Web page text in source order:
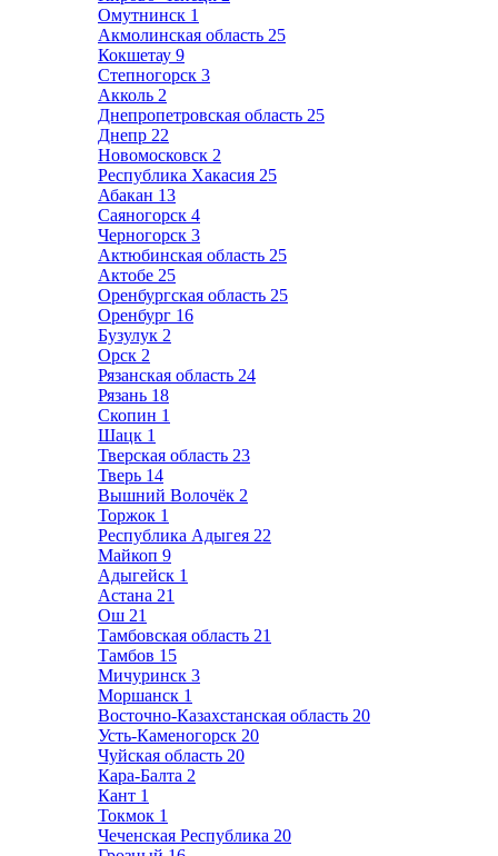
Омутнинск 1
Акмолинская область 25
Кокшетау 9
Степногорск 3
Акколь 2
Днепропетровская область 25
Днепр 22
Новомосковск 2
Республика Хакасия 25
Абакан 13
Саяногорск 4
Черногорск 3
Актюбинская область 25
Актобе 25
Оренбургская область 25
Оренбург 16
Бузулук 2
Орск 2
Рязанская область 24
Рязань 18
Скопин 1
Шацк 1
Тверская область 23
Тверь 14
Вышний Волочёк 2
Торжок 1
Республика Адыгея 22
Майкоп 9
Адыгейск 1
Астана 21
Ош 21
Тамбовская область 21
Тамбов 15
Мичуринск 3
Моршанск 1
Восточно-Казахстанская область 20
Усть-Каменогорск 20
Чуйская область 20
Кара-Балта 2
Кант 1
Токмок 1
Чеченская Республика 20